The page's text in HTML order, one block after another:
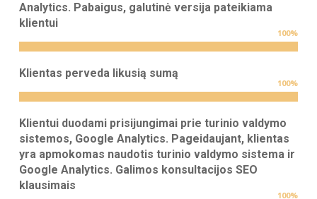
Analytics. Pabaigus, galutinė versija pateikiama
klientui
100%
Klientas perveda likusią sumą
100%
Klientui duodami prisijungimai prie turinio valdymo
sistemos, Google Analytics. Pageidaujant, klientas
yra apmokomas naudotis turinio valdymo sistema ir
Google Analytics. Galimos konsultacijos SEO
klausimais
100%